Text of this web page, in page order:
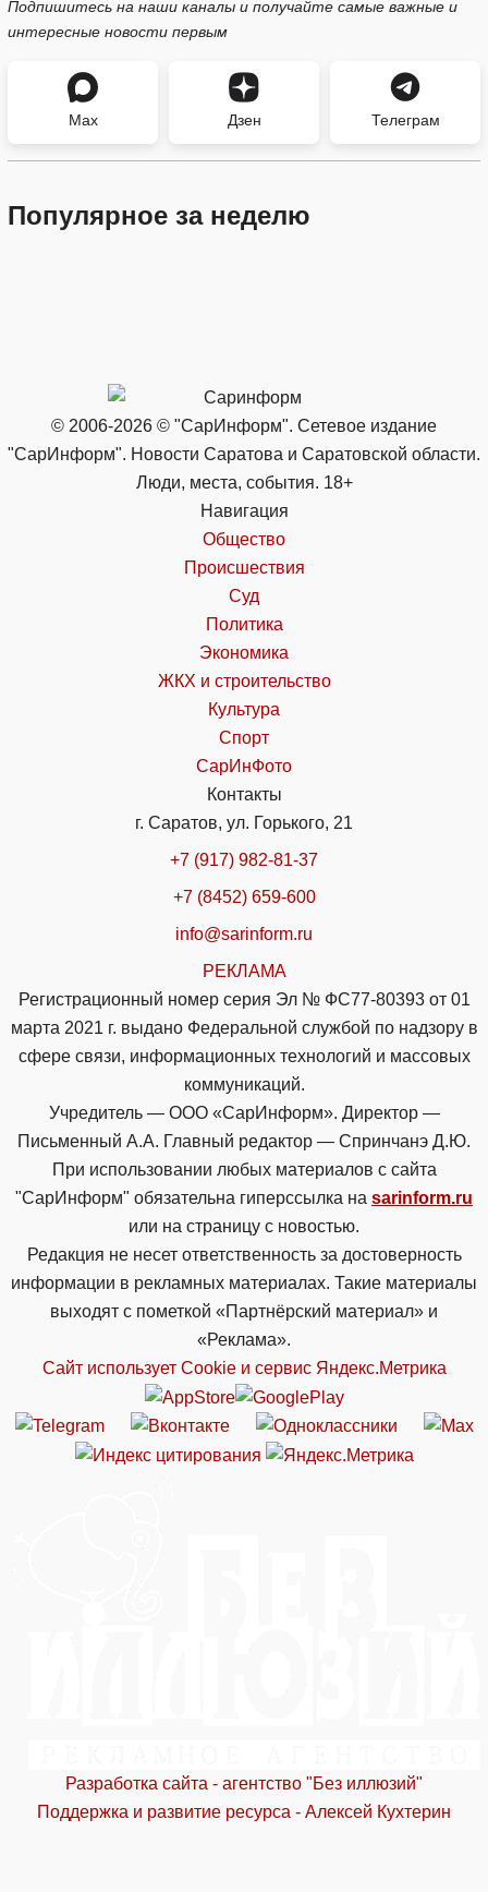
Подпишитесь на наши каналы и получайте самые важные и
интересные новости первым
Max Дзен Телеграм
Популярное за неделю
© 2006-2026 © "СарИнформ". Сетевое издание
"СарИнформ". Новости Саратова и Саратовской области.
Люди, места, события. 18+
Навигация
Общество
Происшествия
Суд
Политика
Экономика
ЖКХ и строительство
Культура
Спорт
СарИнФото
Контакты
г. Саратов, ул. Горького, 21
+7 (917) 982-81-37
+7 (8452) 659-600
info@sarinform.ru
РЕКЛАМА
Регистрационный номер серия Эл № ФС77-80393 от 01
марта 2021 г. выдано Федеральной службой по надзору в
сфере связи, информационных технологий и массовых
коммуникаций.
Учредитель — ООО «СарИнформ». Директор —
Письменный А.А. Главный редактор — Спринчанэ Д.Ю.
При использовании любых материалов с сайта
"СарИнформ" обязательна гиперссылка на sarinform.ru
или на страницу с новостью.
Редакция не несет ответственность за достоверность
информации в рекламных материалах. Такие материалы
выходят с пометкой «Партнёрский материал» и
«Реклама».
Сайт использует Cookie и сервиc Яндекс.Метрика
Разработка сайта - агентство "Без иллюзий"
Поддержка и развитие ресурса - Алексей Кухтерин